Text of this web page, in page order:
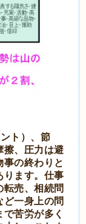
ト）、節
擦、圧力は避
事の終わりと
ります。仕事
転売、相続問
ど一身上の問
苦労が多く